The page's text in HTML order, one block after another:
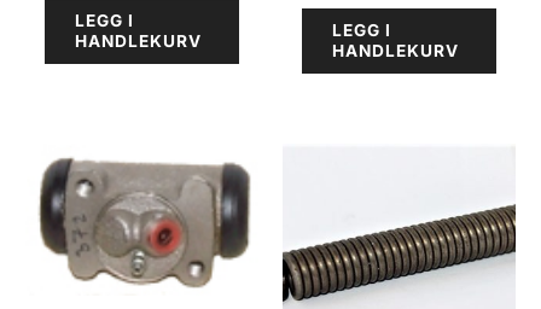
LEGG I
HANDLEKURV
LEGG I
HANDLEKURV